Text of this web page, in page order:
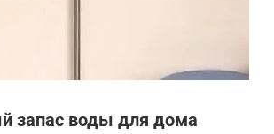
запас воды для дома